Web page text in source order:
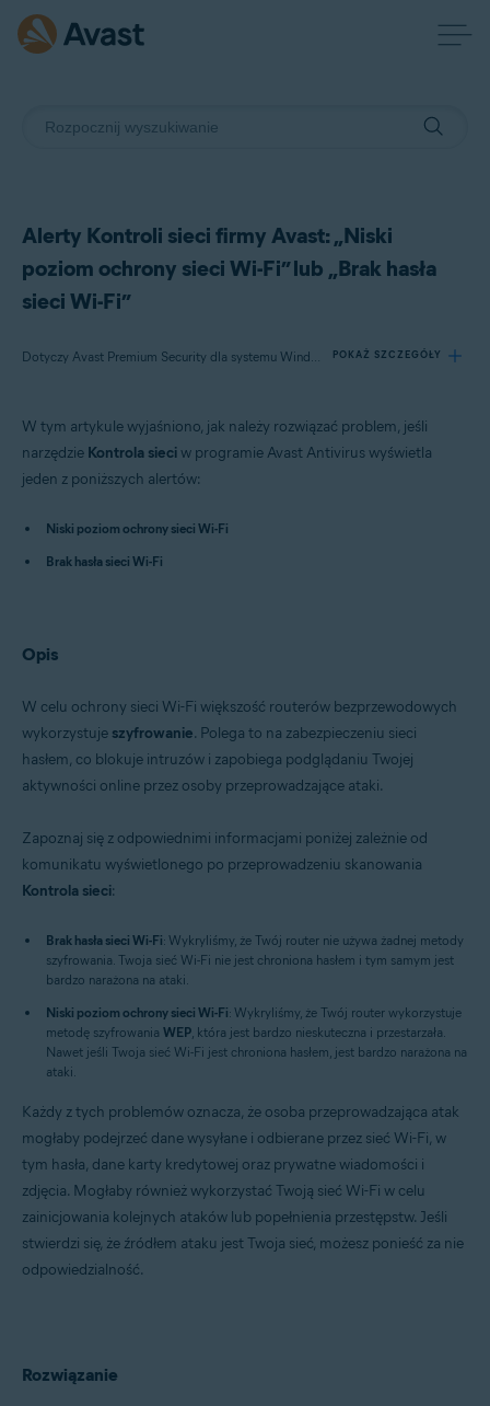
Alerty Kontroli sieci firmy Avast: „Niski
poziom ochrony sieci Wi-Fi” lub „Brak hasła
sieci Wi-Fi”
Dotyczy Avast Premium Security dla systemu Windows, Avast Free Antivirus dla systemu Windows, Avast Premium Security dla komputerów Mac, Avast Security dla komputerów Mac, Avast Mobile Security Premium dla systemu Android POKAŻ SZCZEGÓŁY
Produkty:
Avast Free Antivirus 22.x dla systemu Windows
Avast Security 15.x dla komputerów Mac
32-/64-bitowa
Microsoft Windows 8 / Pro / Enterprise — wersja 32-/64-bitowa
Enterprise / Ultimate — z dodatkiem Service Pack 1 z pakietem
aktualizacji Convenient Rollup, wersja 32-/64-bitowa
Apple macOS 12.x (Monterey)
Apple macOS 10.14.x (Mojave)
Apple macOS 10.13.x (High Sierra)
Apple Mac OS X 10.11.x (El Capitan)
W tym artykule wyjaśniono, jak należy rozwiązać problem, jeśli
narzędzie Kontrola sieciw programie Avast Antivirus wyświetla
jeden z poniższych alertów:
Niski poziom ochrony sieci Wi-Fi
Brak hasła sieci Wi-Fi
Opis
W celu ochrony sieci Wi-Fi większość routerów bezprzewodowych
wykorzystuje szyfrowanie. Polega to na zabezpieczeniu sieci
hasłem, co blokuje intruzów i zapobiega podglądaniu Twojej
aktywności online przez osoby przeprowadzające ataki.
Zapoznaj się z odpowiednimi informacjami poniżej zależnie od
komunikatu wyświetlonego po przeprowadzeniu skanowania
Kontrola sieci:
Brak hasła sieci Wi-Fi: Wykryliśmy, że Twój router nie używa żadnej metody
szyfrowania. Twoja sieć Wi-Fi nie jest chroniona hasłem i tym samym jest
bardzo narażona na ataki.
Niski poziom ochrony sieci Wi-Fi: Wykryliśmy, że Twój router wykorzystuje
metodę szyfrowania WEP, która jest bardzo nieskuteczna i przestarzała.
Nawet jeśli Twoja sieć Wi-Fi jest chroniona hasłem, jest bardzo narażona na
ataki.
Każdy z tych problemów oznacza, że osoba przeprowadzająca atak
mogłaby podejrzeć dane wysyłane i odbierane przez sieć Wi-Fi, w
tym hasła, dane karty kredytowej oraz prywatne wiadomości i
zdjęcia. Mogłaby również wykorzystać Twoją sieć Wi-Fi w celu
zainicjowania kolejnych ataków lub popełnienia przestępstw. Jeśli
stwierdzi się, że źródłem ataku jest Twoja sieć, możesz ponieść za nie
odpowiedzialność.
Rozwiązanie